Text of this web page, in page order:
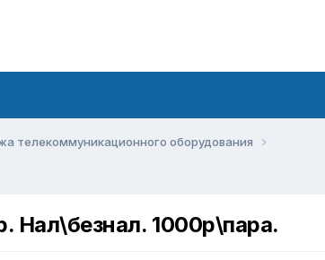
телекоммуникационного оборудования
Нал\безнал. 1000р\пара.